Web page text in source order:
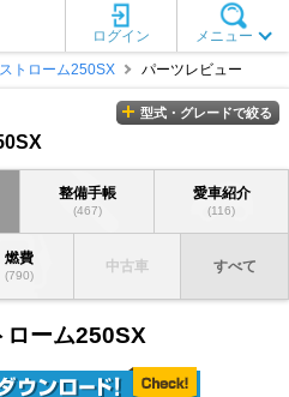
メニュー
ログイン
トローム250SX パーツレビュー
型式・グレードで絞る
整備手帳
(467)
愛車紹介
(116)
燃費
(790)
中古車 すべて
ローム250SX